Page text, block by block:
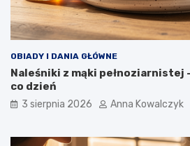
OBIADY I DANIA GŁÓWNE
Naleśniki z mąki pełnoziarnistej
co dzień
3 sierpnia 2026 Anna Kowalczyk